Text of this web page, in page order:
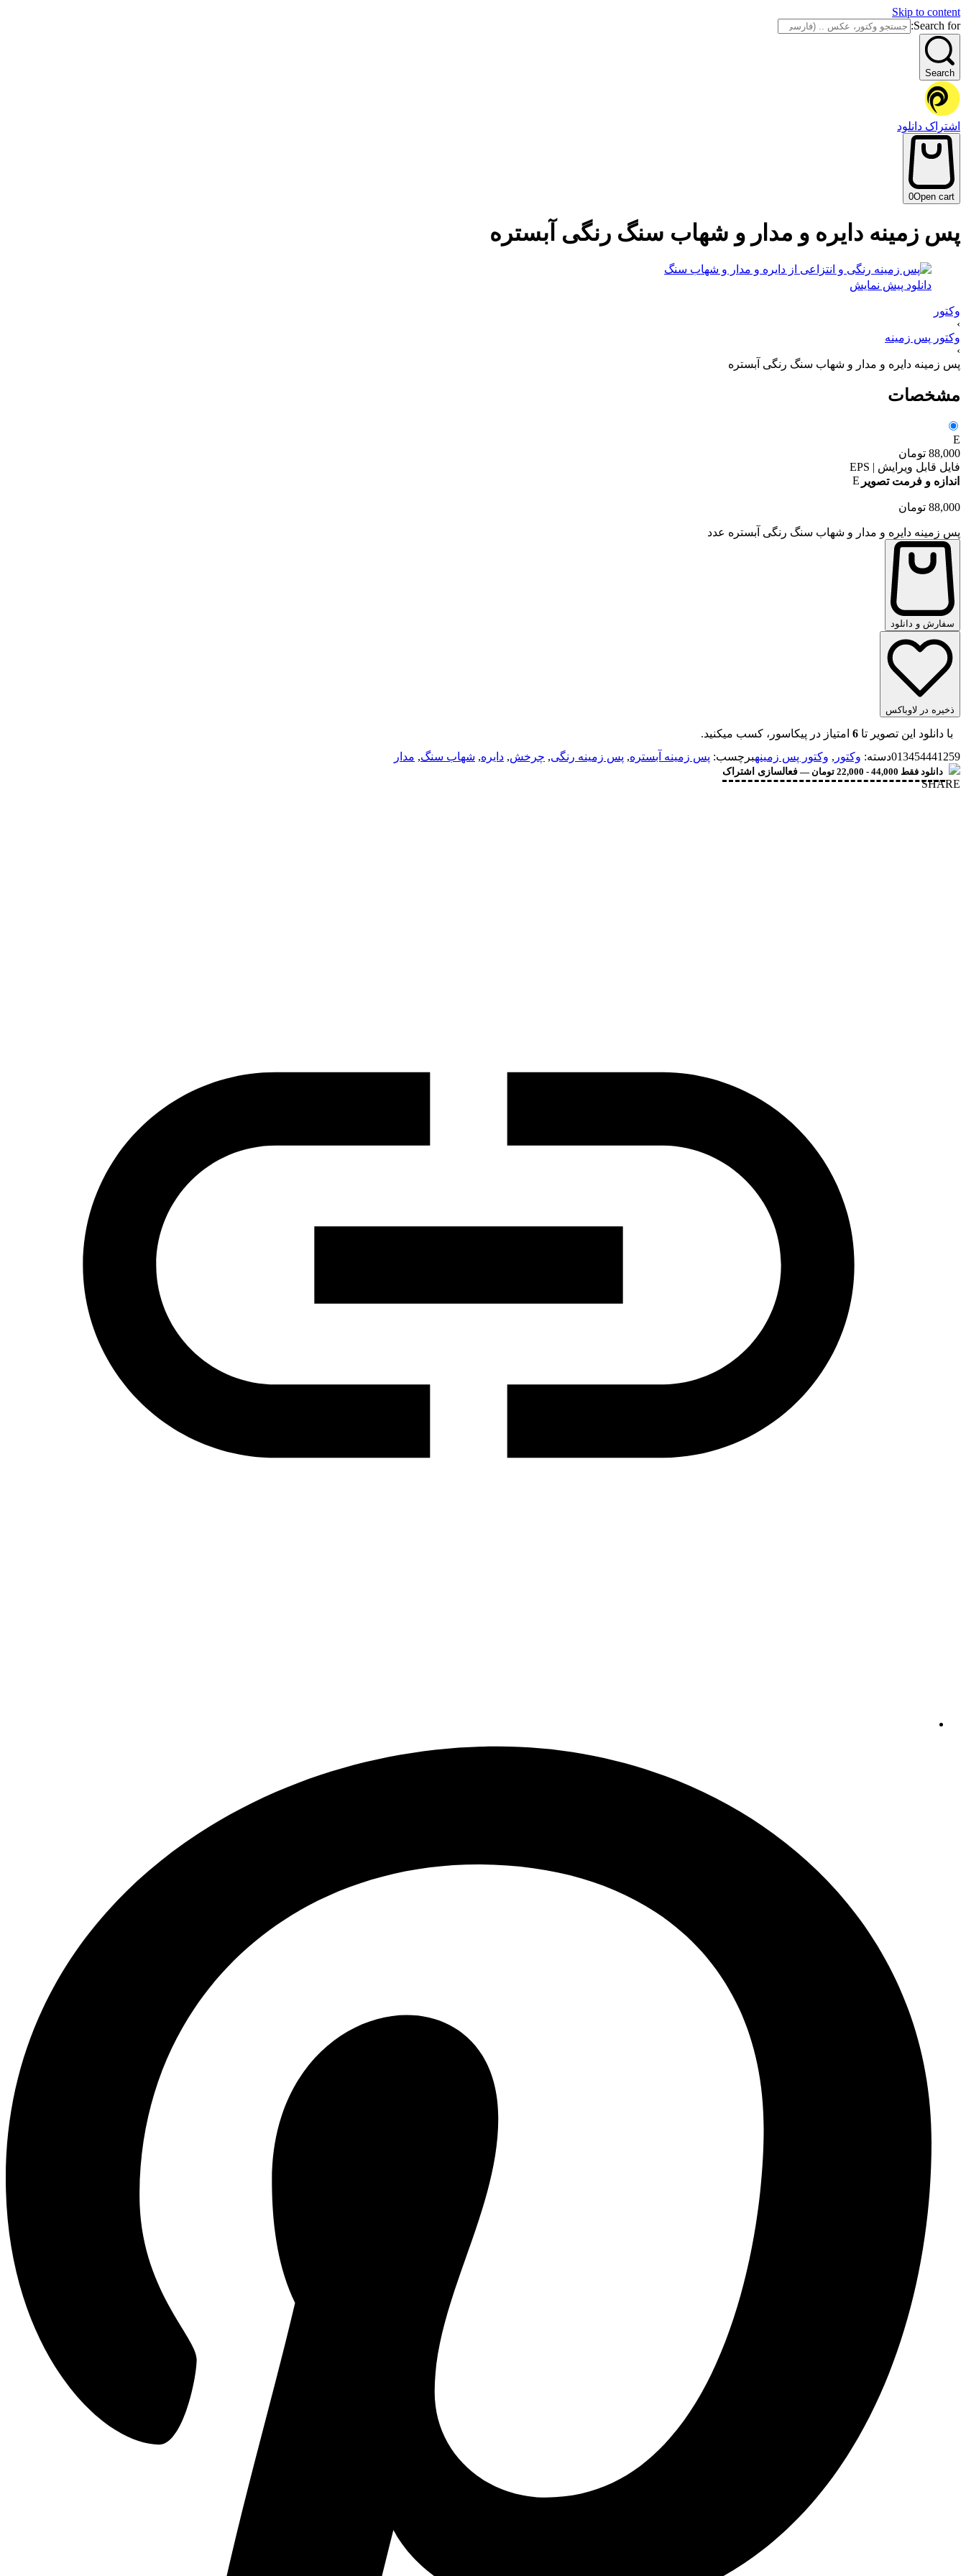
Skip to content
Search for:
Search
اشتراک دانلود
0Open cart
پس زمینه دایره و مدار و شهاب سنگ رنگی آبستره
دانلود پیش نمایش
وکتور
›
وکتور پس زمینه
›
پس زمینه دایره و مدار و شهاب سنگ رنگی آبستره
مشخصات
E
88,000 تومان
فایل قابل ویرایش | EPS
اندازه و فرمت تصویر E
88,000 تومان
پس زمینه دایره و مدار و شهاب سنگ رنگی آبستره عدد
سفارش و دانلود
ذخیره در لاوباکس
با دانلود این تصویر تا 6 امتیاز در پیکاسور، کسب میکنید.
013454441259دسته: وکتور , وکتور پس زمینهبرچسب: پس زمینه آبستره, پس زمینه رنگی, چرخش, دایره, شهاب سنگ, مدار
دانلود فقط 44,000 - 22,000 تومان — فعالسازی اشتراک
SHARE